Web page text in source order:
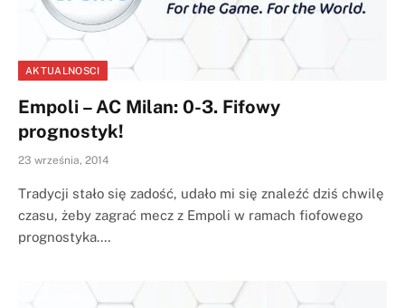
AKTUALNOSCI
Empoli – AC Milan: 0-3. Fifowy
prognostyk!
23 września, 2014
Tradycji stało się zadość, udało mi się znaleźć dziś chwilę
czasu, żeby zagrać mecz z Empoli w ramach fiofowego
prognostyka.…